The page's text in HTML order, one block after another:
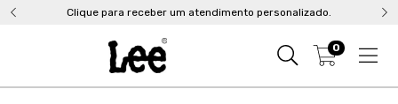
Clique para receber um atendimento personalizado.
0